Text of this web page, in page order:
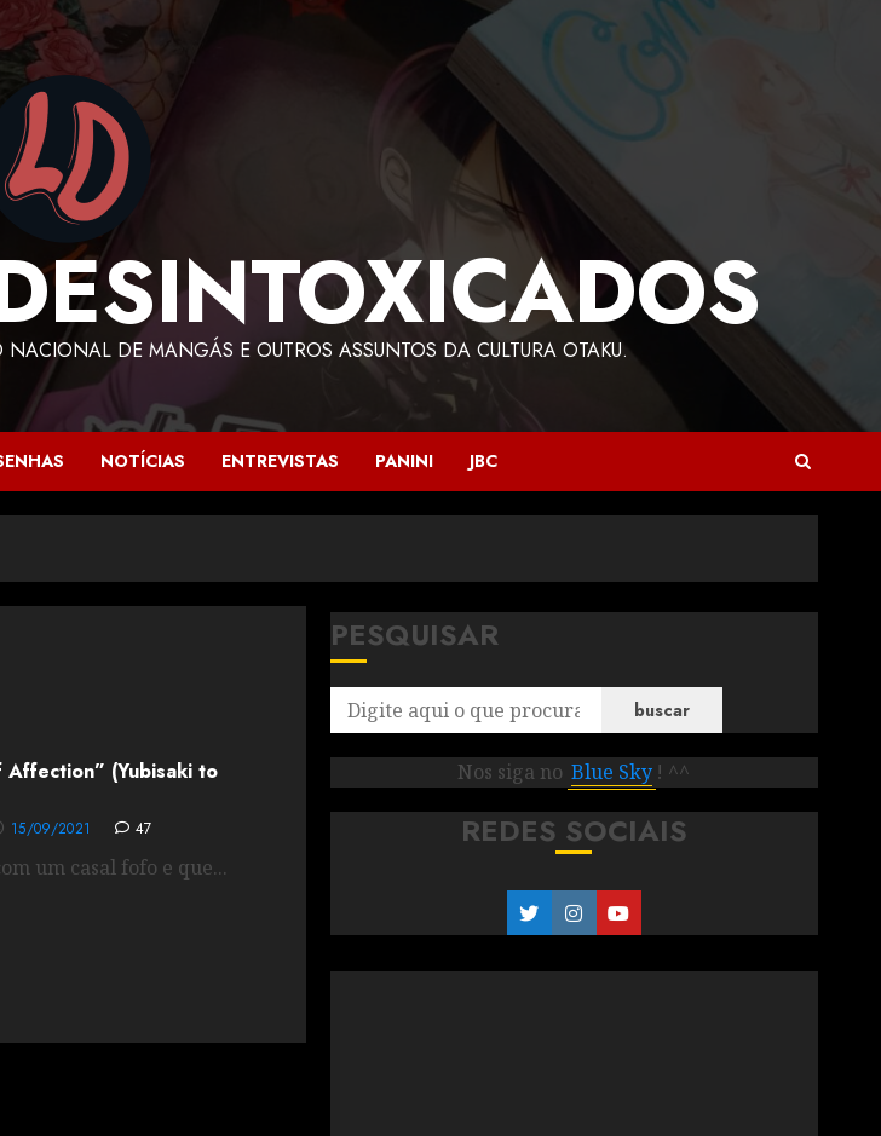
DE MANGÁS E OUTROS ASSUNTOS DA CULTURA OTAKU.
NOTÍCIAS ENTREVISTAS PANINI JBC
Affection” (Yubisaki to
15/09/2021 47
um casal fofo e que...
PESQUISAR
buscar
Nos siga no Blue Sky ! ^^
REDES SOCIAIS